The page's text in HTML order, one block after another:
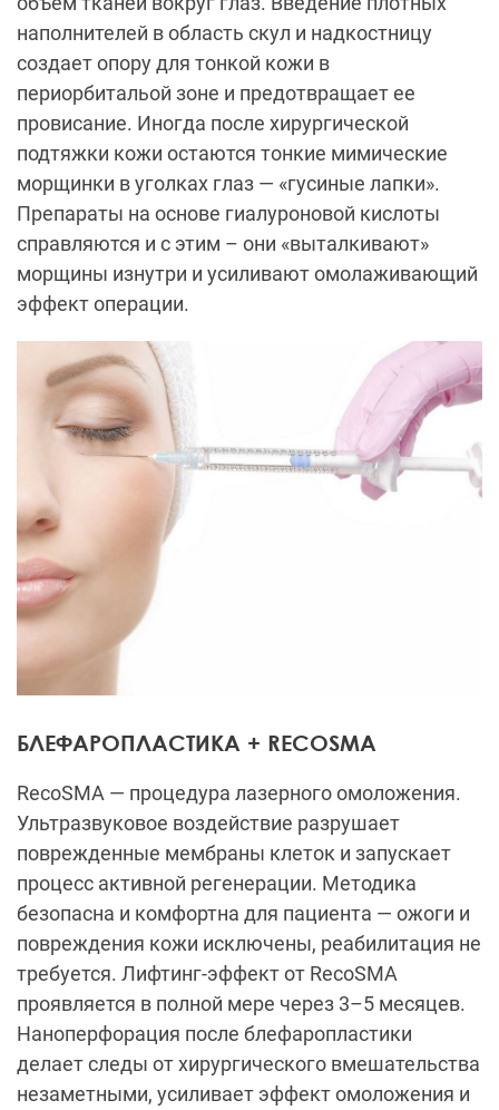
наполнителей в область скул и надкостницу
создает опору для тонкой кожи в
периорбитальой зоне и предотвращает ее
провисание. Иногда после хирургической
подтяжки кожи остаются тонкие мимические
морщинки в уголках глаз — «гусиные лапки».
Препараты на основе гиалуроновой кислоты
справляются и с этим – они «выталкивают»
морщины изнутри и усиливают омолаживающий
эффект операции.
БЛЕФАРОПЛАСТИКА + RECOSMA
RecoSMA — процедура лазерного омоложения.
Ультразвуковое воздействие разрушает
поврежденные мембраны клеток и запускает
процесс активной регенерации. Методика
безопасна и комфортна для пациента — ожоги и
повреждения кожи исключены, реабилитация не
требуется. Лифтинг-эффект от RecoSMA
проявляется в полной мере через 3–5 месяцев.
Наноперфорация после блефаропластики
делает следы от хирургического вмешательства
незаметными, усиливает эффект омоложения и